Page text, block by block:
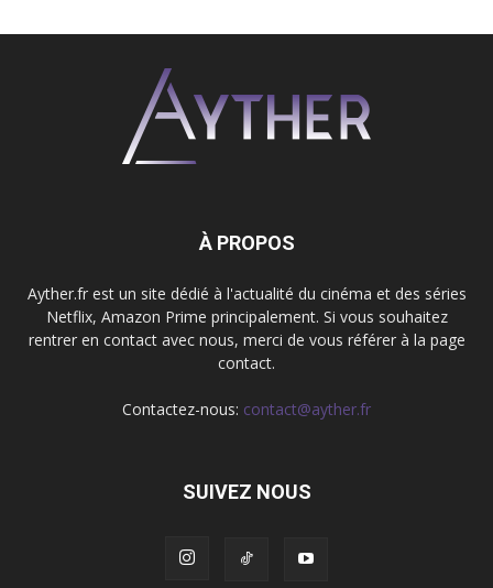
À PROPOS
Ayther.fr est un site dédié à l'actualité du cinéma et des séries
Netflix, Amazon Prime principalement. Si vous souhaitez
rentrer en contact avec nous, merci de vous référer à la page
contact.
Contactez-nous: contact@ayther.fr
SUIVEZ NOUS